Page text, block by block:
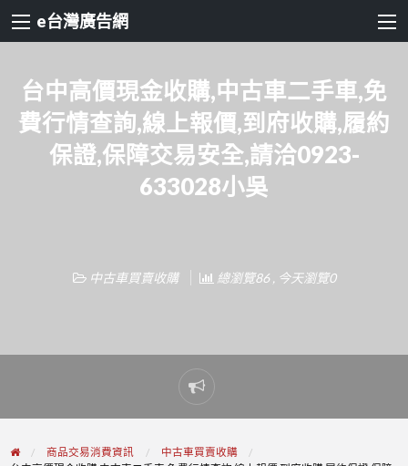
e台灣廣告網
台中高價現金收購,中古車二手車,免
費行情查詢,線上報價,到府收購,履約
保證,保障交易安全,請洽0923-
633028小吳
中古車買賣收購 總瀏覽86 , 今天瀏覽0
Report
problem
商品交易消費資訊
中古車買賣收購